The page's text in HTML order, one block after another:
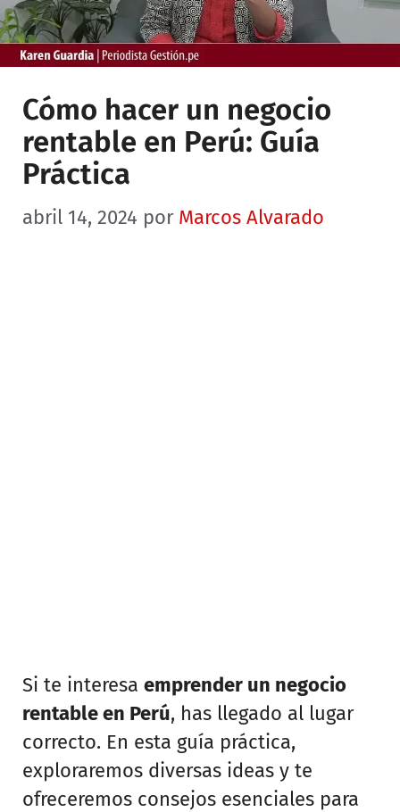
Cómo hacer un negocio
rentable en Perú: Guía
Práctica
abril 14, 2024 por Marcos Alvarado
Si te interesa emprender un negocio
rentable en Perú, has llegado al lugar
correcto. En esta guía práctica,
exploraremos diversas ideas y te
ofreceremos consejos esenciales para